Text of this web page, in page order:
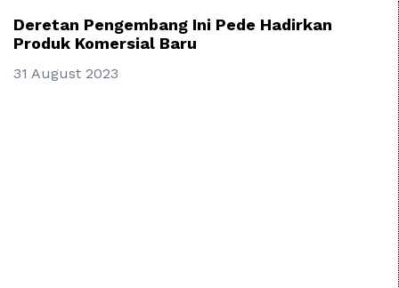
Deretan Pengembang Ini Pede Hadirkan
Produk Komersial Baru
31 August 2023